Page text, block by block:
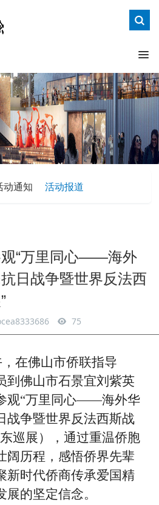
动通知 活动报道
观“万里同心——海外
日战争暨世界反法西
75
在佛山市侨联指导
到佛山市石景宜刘紫英
观“万里同心——海外华
战争暨世界反法西斯战
巡展），通过重温侨胞
阔历程，感悟侨界先辈
新时代侨商传承爱国精
的坚定信念。